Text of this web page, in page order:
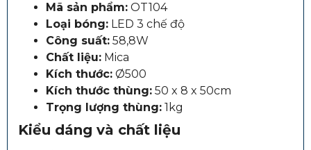
Mã sản phẩm: OT104
Loại bóng: LED 3 chế độ
Công suất: 58,8W
Chất liệu: Mica
Kích thước: Ø500
Kích thước thùng: 50 x 8 x 50cm
Trọng lượng thùng: 1kg
Kiểu dáng và chất liệu